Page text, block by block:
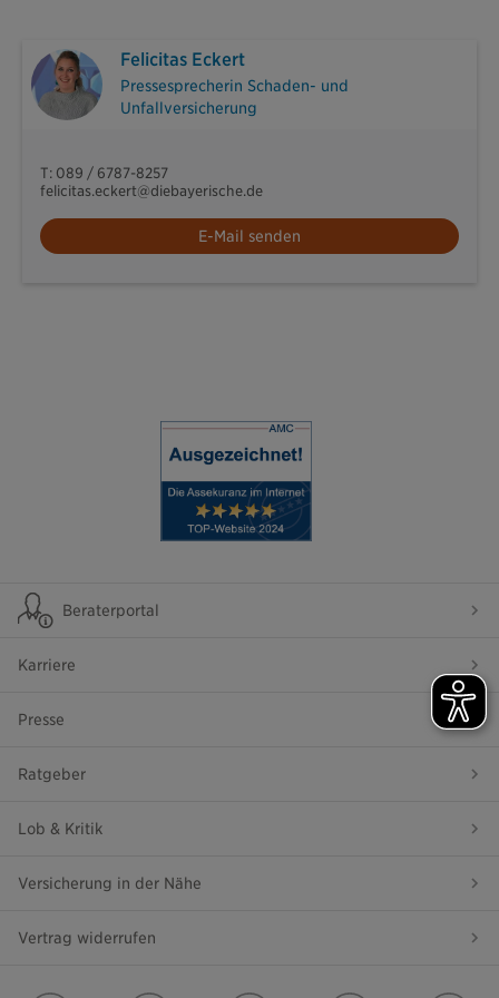
Felicitas Eckert
Pressesprecherin Schaden- und
Unfallversicherung
T: 089 / 6787-8257
felicitas.eckert@diebayerische.de
E-Mail senden
Beraterportal
Karriere
Presse
Ratgeber
Lob & Kritik
Versicherung in der Nähe
Vertrag widerrufen